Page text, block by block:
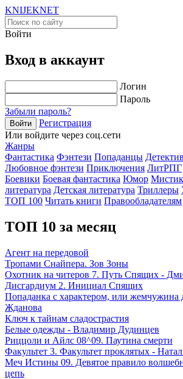
KNIJEKNET
Войти
Вход в аккаунт
Логин
Пароль
Забыли пароль?
Войти
Регистрация
Или войдите через соц.сети
Жанры
Фантастика Фэнтези Попаданцы
Любовное фэнтези Приключения ЛитРПГ
Боевики Боевая фантастика Юмор
литература Детская литература Триллеры
ТОП 100 Читать книги Правообладателям
ТОП 10 за месяц
Агент на передовой
Тропами Снайпера. Зов Зоны
Охотник на читеров 7. Путь Спящих -
Дисгардиум 2. Инициал Спящих
Попаданка с характером, или жемчужина
Жданова
Ключ к тайнам сладострастия
Белые одежды - Владимир Дудинцев
Pиццоли и Айлс 08^09. Паутина смерти
Факультет 3. Факультет проклятых -
Меч Истины 09. Девятое правило
цепь